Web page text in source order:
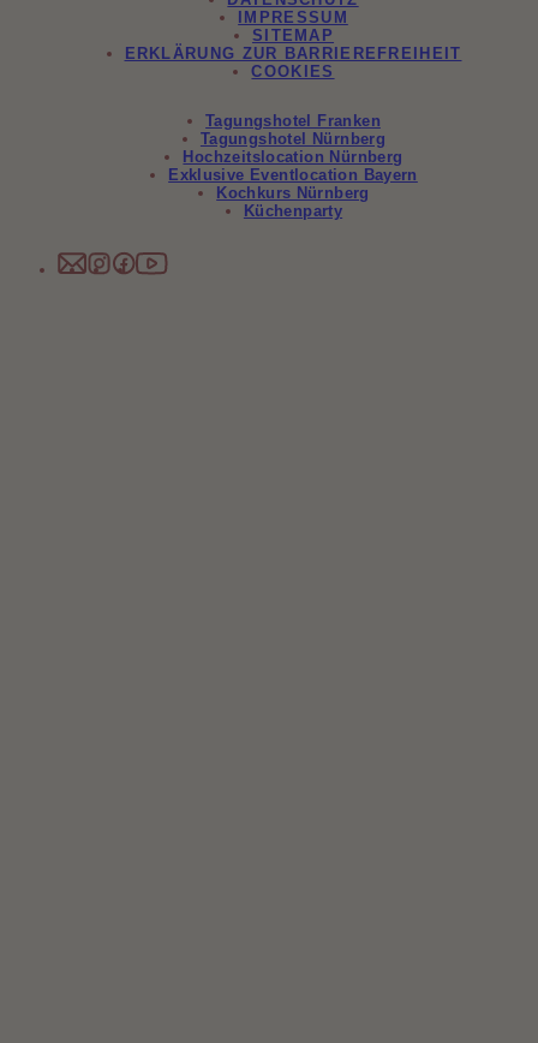
Carpaccio vom Rind • 18,50 EUR
Rucola • Limetten-Majo • Forellenkaviar
Crispy Lachs Burger • 24,50 EUR
Panko Lachs Pattie • Rosmarin-Senf-Majo • Limetten-Chili-Honig-
Rucola • Lachskaviar • Süßkartoffelpommes
Kalbsrücken • resche Bratkartoffeln • Preiselbeere
IMPRESSUM
SITEMAP
ERKLÄRUNG ZUR BARRIEREFREIHEIT
COOKIES
Tagungshotel Franken
Tagungshotel Nürnberg
Hochzeitslocation Nürnberg
Exklusive Eventlocation Bayern
Kochkurs Nürnberg
Küchenparty